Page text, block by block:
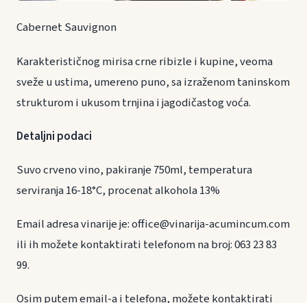
Cabernet Sauvignon
Karakterističnog mirisa crne ribizle i kupine, veoma
sveže u ustima, umereno puno, sa izraženom taninskom
strukturom i ukusom trnjina i jagodičastog voća.
Detaljni podaci
Suvo crveno vino, pakiranje 750ml, temperatura
serviranja 16-18°C, procenat alkohola 13%
Email adresa vinarije je: office@vinarija-acumincum.com
ili ih možete kontaktirati telefonom na broj: 063 23 83
99.
Osim putem email-a i telefona, možete kontaktirati